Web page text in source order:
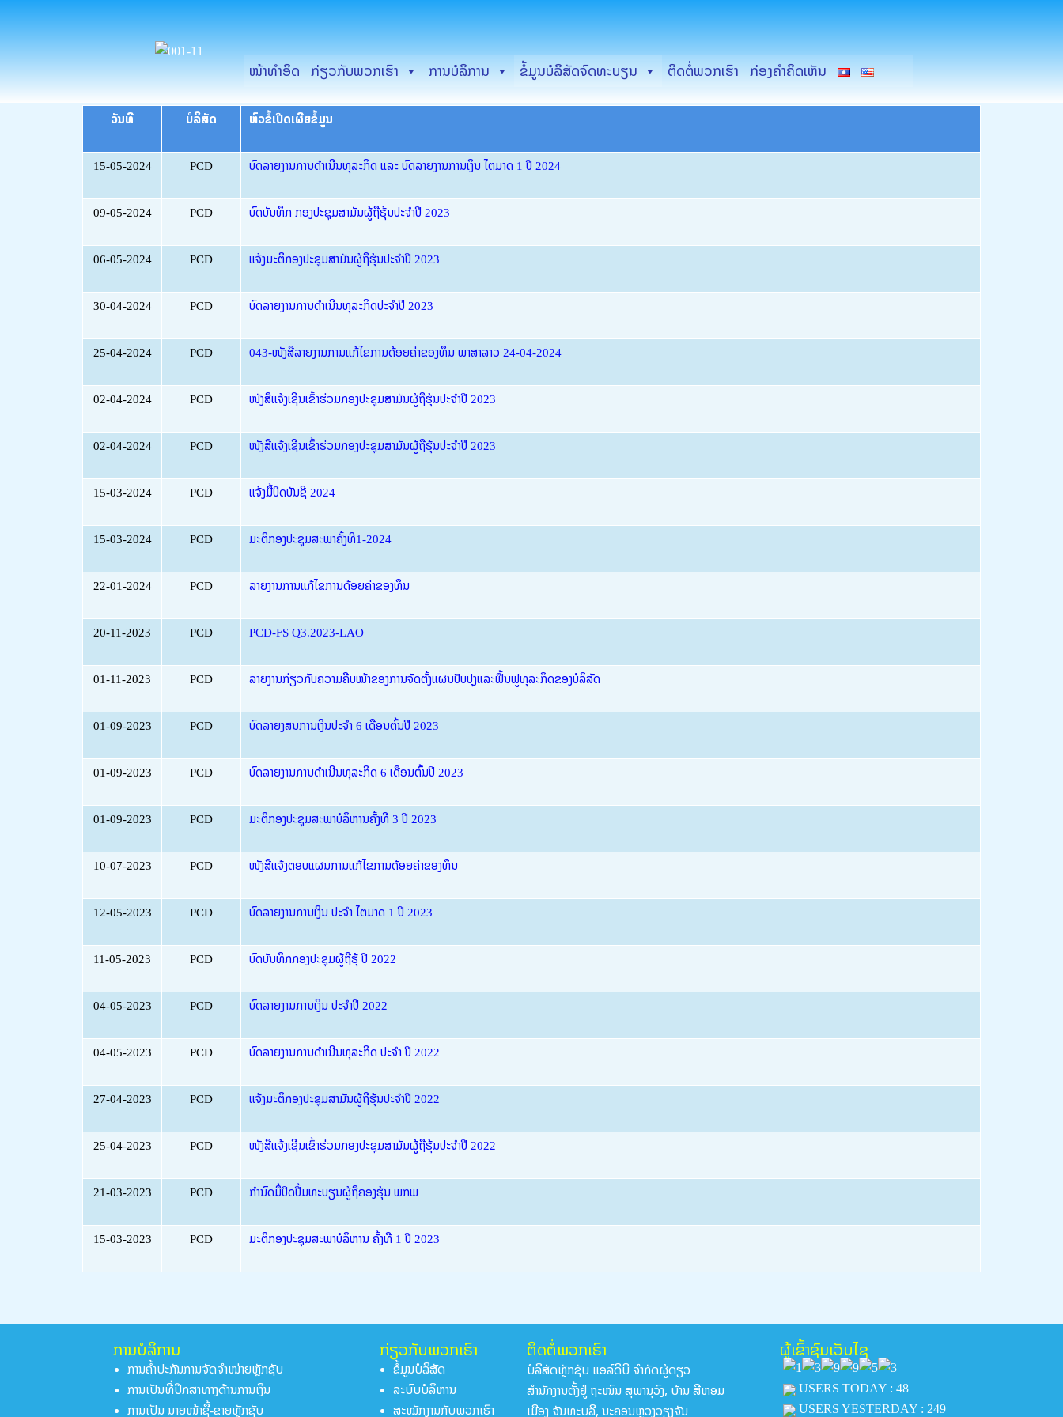
ໜ້າທຳອິດ ກ່ຽວກັບພວກເຮົາ ການບໍລິການ ຂໍ້ມູນບໍລິສັດຈົດທະບຽນ ຕິດຕໍ່ພວກເຮົາ ກ່ອງຄຳຄິດເຫັນ
ວັນທີ ບໍລິສັດ ຫົວຂໍ້ເປີດເຜີຍຂໍ້ມູນ
15-05-2024 PCD ບົດລາຍງານການດຳເນີນທຸລະກິດ ແລະ ບົດລາຍງານການເງິນ ໄຕມາດ 1 ປີ 2024
09-05-2024 PCD ບົດບັນທຶກ ກອງປະຊຸມສາມັນຜູ້ຖືຮຸ້ນປະຈໍາປີ 2023
06-05-2024 PCD ແຈ້ງມະຕິກອງປະຊຸມສາມັນຜູ້ຖືຮຸ້ນປະຈຳປີ 2023
30-04-2024 PCD ບົດລາຍງານການດຳເນີນທຸລະກິດປະຈຳປີ 2023
25-04-2024 PCD 043-ໜັງສືລາຍງານການແກ້ໄຂການດ້ອຍຄ່າຂອງທຶນ ພາສາລາວ 24-04-2024
02-04-2024 PCD ໜັງສືແຈ້ງເຊີນເຂົ້າຮ່ວມກອງປະຊຸມສາມັນຜູ້ຖືຮຸ້ນປະຈຳປີ 2023
02-04-2024 PCD ໜັງສືແຈ້ງເຊີນເຂົ້າຮ່ວມກອງປະຊຸມສາມັນຜູ້ຖືຮຸ້ນປະຈຳປີ 2023
15-03-2024 PCD ແຈ້ງມື້ປິດບັນຊີ 2024
15-03-2024 PCD ມະຕິກອງປະຊຸມສະພາຄັ້ງທີ1-2024
22-01-2024 PCD ລາຍງານການແກ້ໄຂການດ້ອຍຄ່າຂອງທຶນ
20-11-2023 PCD PCD-FS Q3.2023-LAO
01-11-2023 PCD ລາຍງານກ່ຽວກັບຄວາມຄືບໜ້າຂອງການຈັດຕັ້ງແຜນປັບປຸງແລະຟື້ນຟູທຸລະກິດຂອງບໍລິສັດ
01-09-2023 PCD ບົດລາຍງສນການເງິນປະຈຳ 6 ເດືອນຕົ້ນປີ 2023
01-09-2023 PCD ບົດລາຍງານການດຳເນີນທຸລະກິດ 6 ເດືອນຕົ້ນປີ 2023
01-09-2023 PCD ມະຕິກອງປະຊຸມສະພາບໍລິຫານຄັ້ງທີ 3 ປີ 2023
10-07-2023 PCD ໜັງສືແຈ້ງຕອບແຜນການແກ້ໄຂການດ້ອຍຄ່າຂອງທຶນ
12-05-2023 PCD ບົດລາຍງານການເງິນ ປະຈຳ ໄຕມາດ 1 ປີ 2023
11-05-2023 PCD ບົດບັນທຶກກອງປະຊຸມຜູ້ຖືຮຸ້ ປີ 2022
04-05-2023 PCD ບົດລາຍງານການເງິນ ປະຈຳປີ 2022
04-05-2023 PCD ບົດລາຍງານການດຳເນີນທຸລະກິດ ປະຈຳ ປີ 2022
27-04-2023 PCD ແຈ້ງມະຕິກອງປະຊຸມສາມັນຜູ້ຖືຮຸ້ນປະຈຳປີ 2022
25-04-2023 PCD ໜັງສືແຈ້ງເຊີນເຂົ້າຮ່ວມກອງປະຊຸມສາມັນຜູ້ຖືຮຸ້ນປະຈຳປີ 2022
21-03-2023 PCD ກຳນົດມື້ປິດປື້ມທະບຽນຜູ້ຖືຄອງຮຸ້ນ ພກພ
15-03-2023 PCD ມະຕິກອງປະຊຸມສະພາບໍລິຫານ ຄັ້ງທີ 1 ປີ 2023
ການບໍລິການ
ການຄໍ້າປະກັນການຈັດຈໍາໜ່າຍຫຼັກຊັບ
ການເປັນທີ່ປຶກສາທາງດ້ານການເງິນ
ການເປັນ ນາຍໜ້າຊື້-ຂາຍຫຼັກຊັບ
ກ່ຽວກັບພວກເຮົາ
ຂໍ້ມູນບໍລິສັດ
ລະບົບບໍລິຫານ
ສະໝັກງານກັບພວກເຮົາ
ຕິດຕໍ່ພວກເຮົາ
ບໍລິສັດຫຼັກຊັບ ແອລ໌ດີບີ ຈໍາກັດຜູ້ດຽວ
ສໍານັກງານຕັ້ງຢູ່ ຖະໜົນ ສຸພານຸວົງ, ບ້ານ ສີຫອມ
ເມືອງ ຈັນທະບູລີ, ນະຄອນຫຼວງວຽງຈັນ
ຜູ້ເຂົ້າຊົມເວັບໄຊ
USERS TODAY : 48
USERS YESTERDAY : 249